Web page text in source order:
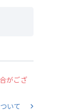
がござ
いて